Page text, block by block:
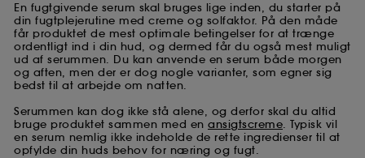
En fugtgivende serum skal bruges lige inden, du starter på
din fugtplejerutine med creme og solfaktor. På den måde
får produktet de mest optimale betingelser for at trænge
ordentligt ind i din hud, og dermed får du også mest muligt
ud af serummen. Du kan anvende en serum både morgen
og aften, men der er dog nogle varianter, som egner sig
bedst til at arbejde om natten.
Serummen kan dog ikke stå alene, og derfor skal du altid
bruge produktet sammen med en ansigtscreme. Typisk vil
en serum nemlig ikke indeholde de rette ingredienser til at
opfylde din huds behov for næring og fugt.